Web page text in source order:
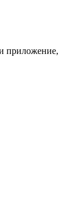
приложение,